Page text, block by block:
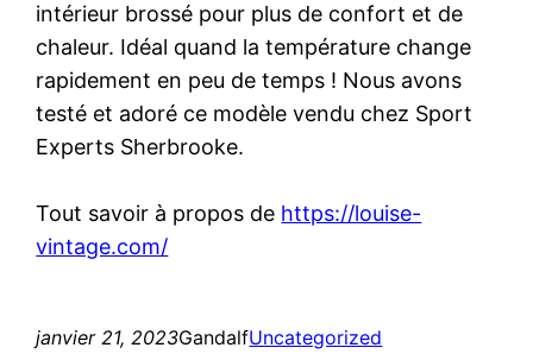
intérieur brossé pour plus de confort et de
chaleur. Idéal quand la température change
rapidement en peu de temps ! Nous avons
testé et adoré ce modèle vendu chez Sport
Experts Sherbrooke.
Tout savoir à propos de https://louise-
vintage.com/
janvier 21, 2023GandalfUncategorized